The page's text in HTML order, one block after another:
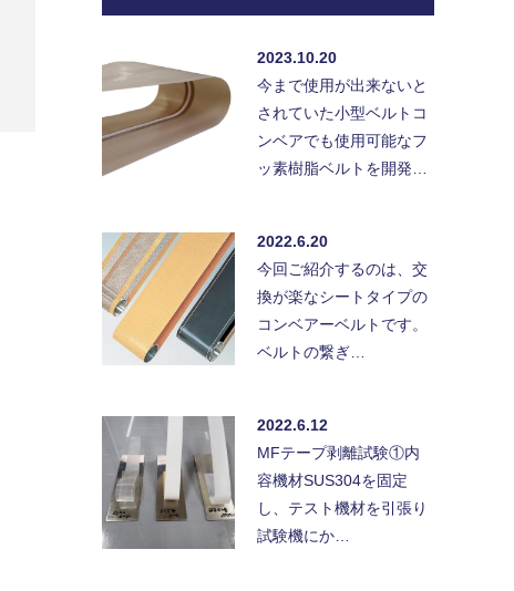
2023.10.20
今まで使用が出来ないと
されていた小型ベルトコ
ンベアでも使用可能なフ
ッ素樹脂ベルトを開発…
2022.6.20
今回ご紹介するのは、交
換が楽なシートタイプの
コンベアーベルトです。
ベルトの繋ぎ…
2022.6.12
MFテープ剥離試験①内
容機材SUS304を固定
し、テスト機材を引張り
試験機にか…